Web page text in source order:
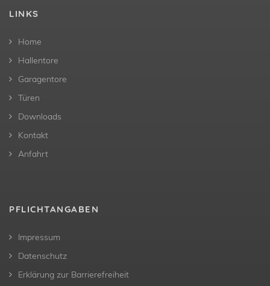
LINKS
Home
Hallentore
Garagentore
Türen
Downloads
Kontakt
Anfahrt
PFLICHTANGABEN
Impressum
Datenschutz
Erklärung zur Barrierefreiheit